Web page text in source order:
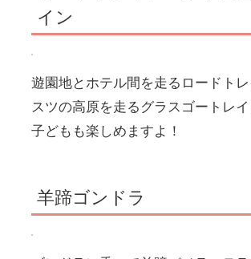
山頂から見る景色は絶景ですよ〜。
ルスツの遊園地は2歳と4
結論から言えば、十分楽しめまし